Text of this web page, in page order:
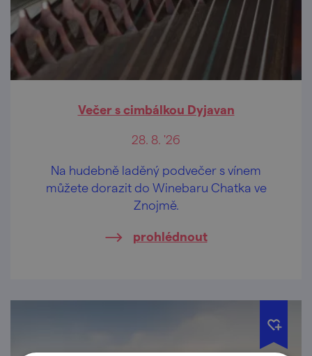
Večer s cimbálkou Dyjavan
28. 8. '26
Na hudebně laděný podvečer s vínem
můžete dorazit do Winebaru Chatka ve
Znojmě.
prohlédnout